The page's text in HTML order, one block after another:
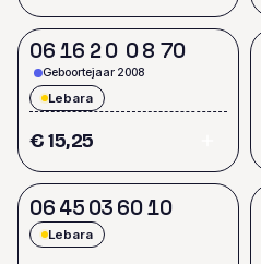
06 16 20 08 70
Geboortejaar 2008
Lebara
€ 15,25
06 45 03 6010
Lebara